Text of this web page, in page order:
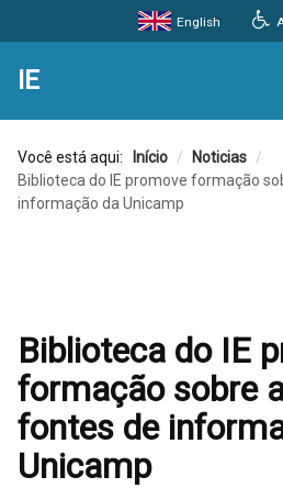
English
IE
Você está aqui: Início / Noticias /
Biblioteca do IE promove formação
informação da Unicamp
Biblioteca do IE
formação sobre
fontes de
Unicamp